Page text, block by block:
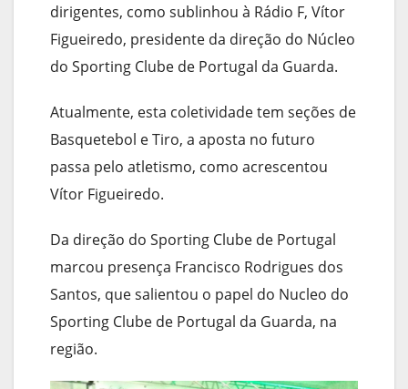
dirigentes, como sublinhou à Rádio F, Vítor
Figueiredo, presidente da direção do Núcleo
do Sporting Clube de Portugal da Guarda.
Atualmente, esta coletividade tem seções de
Basquetebol e Tiro, a aposta no futuro
passa pelo atletismo, como acrescentou
Vítor Figueiredo.
Da direção do Sporting Clube de Portugal
marcou presença Francisco Rodrigues dos
Santos, que salientou o papel do Nucleo do
Sporting Clube de Portugal da Guarda, na
região.